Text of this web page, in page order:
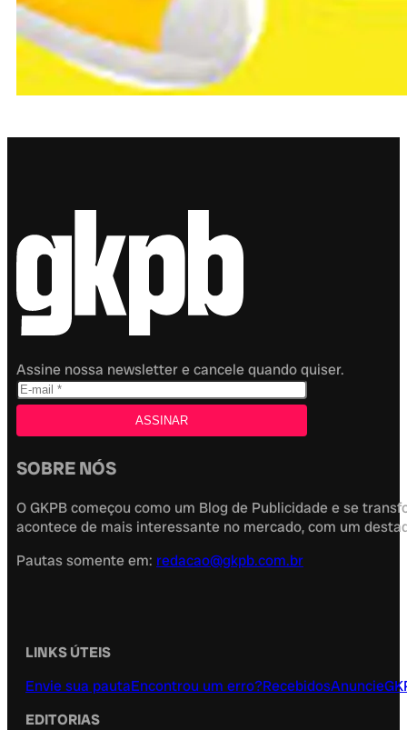
Assine nossa newsletter e cancele quando quiser.
SOBRE NÓS
O GKPB começou como um Blog de Publicidade e se
acontece de mais interessante no mercado, com um
Pautas somente em: redacao@gkpb.com.br
LINKS ÚTEIS
Envie sua pautaEncontrou um erro?RecebidosAnuncie
EDITORIAS